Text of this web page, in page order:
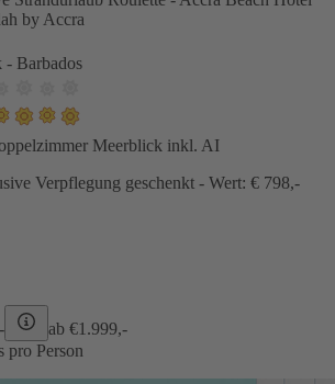
by Accra
- Barbados
Meerblick inkl. AI
Verpflegung geschenkt - Wert: € 798,-
ab €1.999,-
pro Person